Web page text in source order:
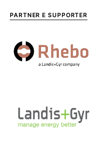
PARTNER E SUPPORTER